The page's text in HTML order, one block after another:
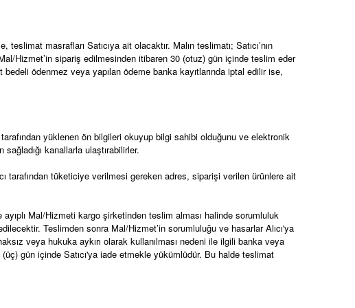
masrafları Satıcıya ait olacaktır. Malın teslimatı; Satıcı’nın
Hizmet’in sipariş edilmesinden itibaren 30 (otuz) gün içinde teslim eder
ödenmez veya yapılan ödeme banka kayıtlarında iptal edilir ise,
yüklenen ön bilgileri okuyup bilgi sahibi olduğunu ve elektronik
kanallarla ulaştırabilirler.
tarafından tüketiciye verilmesi gereken adres, siparişi verilen ürünlere ait
ayıplı Mal/Hizmeti kargo şirketinden teslim alması halinde sorumluluk
Teslimden sonra Mal/Hizmet’in sorumluluğu ve hasarlar Alıcı'ya
veya hukuka aykırı olarak kullanılması nedeni ile ilgili banka veya
gün içinde Satıcı'ya iade etmekle yükümlüdür. Bu halde teslimat